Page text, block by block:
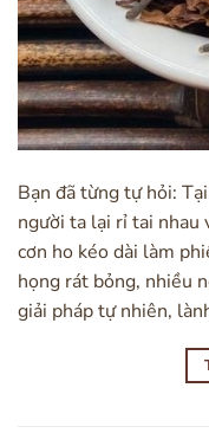
Bạn đã từng tự hỏi:
người ta lại rỉ tai nhau
cơn ho kéo dài làm
họng rát bỏng, nhiều
giải pháp tự nhiên,